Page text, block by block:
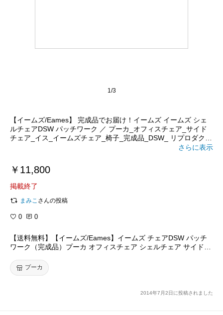
1/3
【イームズ/Eames】 完成品でお届け！イームズ イームズ シェ
ルチェアDSW パッチワーク ／ プーカ_オフィスチェア_サイド
チェア_イス_イームズチェア_椅子_完成品_DSW_ リプロダクト
_イ-ムズチェア布_ダイニングチェア_インテリア_パーソナルチ
さらに表示
￥11,800
掲載終了
まみこ さんの投稿
0 0
【送料無料】【イームズ/Eames】イームズ チェアDSW パッチ
ワーク（完成品）プーカ オフィスチェア シェルチェア サイドチ
リプロダクト インテリア パーソナルチェア イームズチェアー 家
具 モダン pooka
プーカ
2014年7月2日に投稿されました